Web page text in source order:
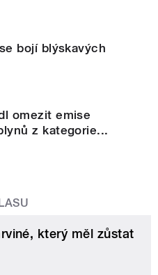
bojí blýskavých
omezit emise
z kategorie...
který měl zůstat